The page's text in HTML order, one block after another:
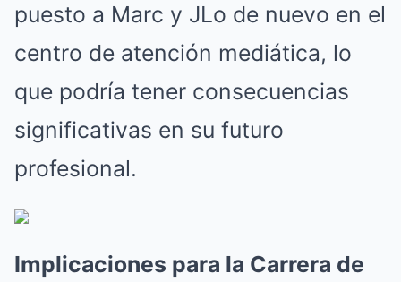
puesto a Marc y JLo de nuevo en el
centro de atención mediática, lo
que podría tener consecuencias
significativas en su futuro
profesional.
Implicaciones para la Carrera de